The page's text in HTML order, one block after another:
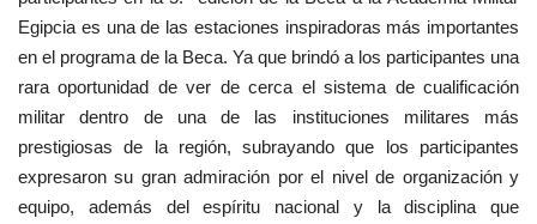
Egipcia es una de las estaciones inspiradoras más importantes
en el programa de la Beca. Ya que brindó a los participantes una
rara oportunidad de ver de cerca el sistema de cualificación
militar dentro de una de las instituciones militares más
prestigiosas de la región, subrayando que los participantes
expresaron su gran admiración por el nivel de organización y
equipo, además del espíritu nacional y la disciplina que